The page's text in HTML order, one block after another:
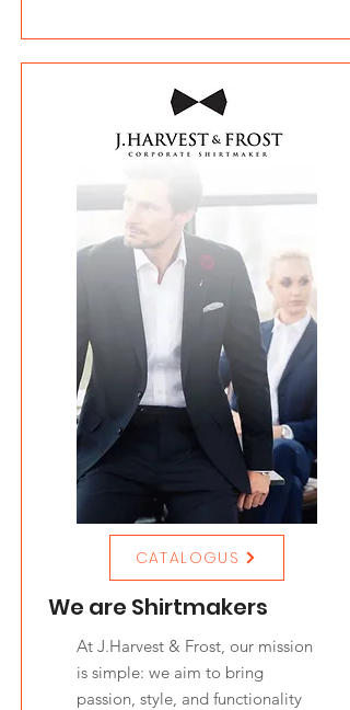
CATALOGUS
We are Shirtmakers
At J.Harvest & Frost, our mission
is simple: we aim to bring
passion, style, and functionality